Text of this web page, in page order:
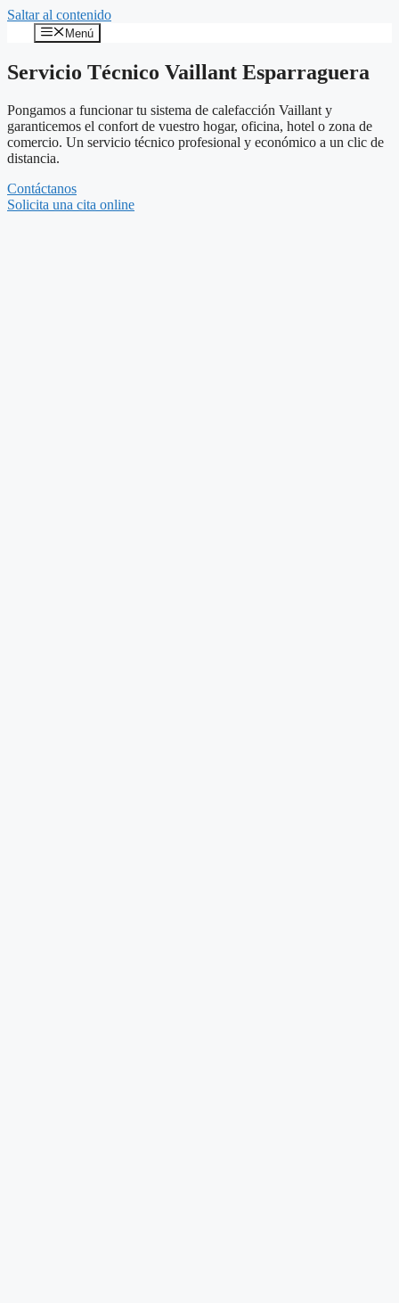
Saltar al contenido
Menú
Servicio Técnico Vaillant Esparraguera
Pongamos a funcionar tu sistema de calefacción Vaillant y
garanticemos el confort de vuestro hogar, oficina, hotel o zona de
comercio. Un servicio técnico profesional y económico a un clic de
distancia.
Contáctanos
Solicita una cita online